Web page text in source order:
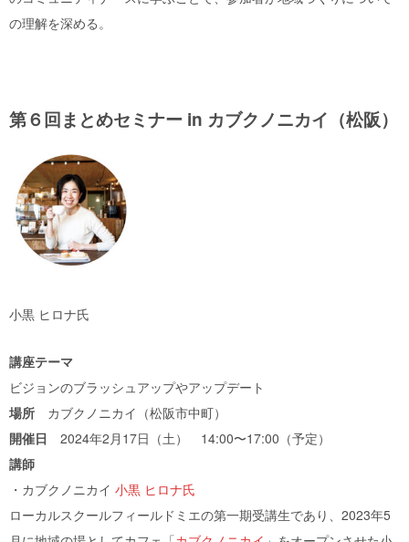
の理解を深める。
第６回まとめセミナー in カブクノニカイ（松阪）
小黒 ヒロナ氏
講座テーマ
ビジョンのブラッシュアップやアップデート
場所 カブクノニカイ（松阪市中町）
開催日 2024年2月17日（土） 14:00〜17:00（予定）
講師
・カブクノニカイ 小黒 ヒロナ氏
ローカルスクールフィールドミエの第一期受講生であり、2023年5